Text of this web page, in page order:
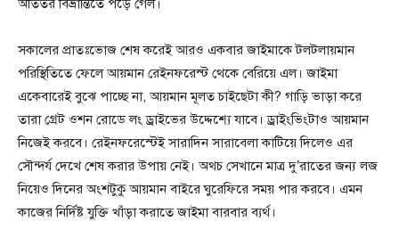
অতিতর বিভ্রান্তিতে পড়ে গেল।
সকালের প্রাতঃভোজ শেষ করেই আরও একবার জাইমাকে টলটলায়মান
পরিস্থিতিতে ফেলে আয়মান রেইনফরেস্ট থেকে বেরিয়ে এল। জাইমা
একেবারেই বুঝে পাচ্ছে না, আয়মান মূলত চাইছেটা কী? গাড়ি ভাড়া করে
তারা গ্রেট ওশন রোডে লং ড্রাইভের উদ্দেশ্যে যাবে। ড্রাইংভিংটাও আয়মান
নিজেই করবে। রেইনফরেস্টেই সারাদিন সারাবেলা কাটিয়ে দিলেও এর
সৌন্দর্য দেখে শেষ করার উপায় নেই। অথচ সেখানে মাত্র দু’রাতের জন্য লজ
নিয়েও দিনের অংশটুকু আয়মান বাইরে ঘুরেফিরে সময় পার করবে। এমন
কাজের নির্দিষ্ট যুক্তি খাঁড়া করাতে জাইমা বারবার ব্যর্থ।